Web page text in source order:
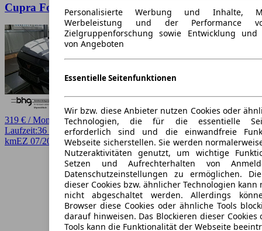
Personalisierte Werbung und Inhalte,
Werbeleistung und der Performance
Zielgruppenforschung sowie Entwicklung und
von Angeboten
Essentielle Seitenfunktionen
Wir bzw. diese Anbieter nutzen Cookies oder
Technologien, die für die essentielle
erforderlich sind und die einwandfreie
Webseite sicherstellen. Sie werden
Nutzeraktivitäten genutzt, um wichtige
Setzen und Aufrechterhalten von
Datenschutzeinstellungen zu ermöglichen.
dieser Cookies bzw. ähnlicher Technologien kann
nicht abgeschaltet werden. Allerdings
Browser diese Cookies oder ähnliche Tools
darauf hinweisen. Das Blockieren dieser
Tools kann die Funktionalität der Webseite
Cupra Formentor 1.5 TSI
319 € / Monat
Laufzeit:36 Monatekm/Jahr:10.000 Benzin 150 PS (110 kW)43.500
kmEZ 07/2023 SchaltgetriebeSUV / Pickup4 Türen